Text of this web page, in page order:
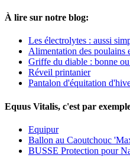
À lire sur notre blog:
Les électrolytes : aussi
Alimentation des poulains
Griffe du diable : bonne
Réveil printanier
Pantalon d'équitation
Equus Vitalis, c'est par
Equipur
Ballon au Caoutchouc
BUSSE Protection pour